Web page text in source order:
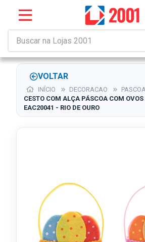
VOLTAR
INÍCIO DECORACAO
CESTO COM ALÇA PÁSCOA COM OVOS
EAC20041 - RIO DE OURO